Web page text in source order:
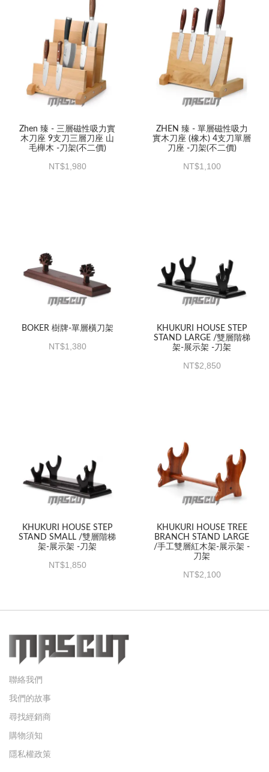
Zhen 臻 - 三層磁性吸力實
木刀座 9支刀三層刀座 山
毛櫸木 -刀架(不二價)
1,980
ZHEN 臻 - 單層磁性吸力
實木刀座 (橡木) 4支刀單層
刀座 -刀架(不二價)
1,100
BOKER 樹牌-單層橫刀架
1,380
KHUKURI HOUSE STEP
STAND LARGE /雙層階梯
架-展示架 -刀架
2,850
KHUKURI HOUSE STEP
STAND SMALL /雙層階梯
架-展示架 -刀架
1,850
KHUKURI HOUSE TREE
BRANCH STAND LARGE
/手工雙層紅木架-展示架 -
刀架
2,100
聯絡我們
我們的故事
尋找經銷商
購物須知
隱私權政策